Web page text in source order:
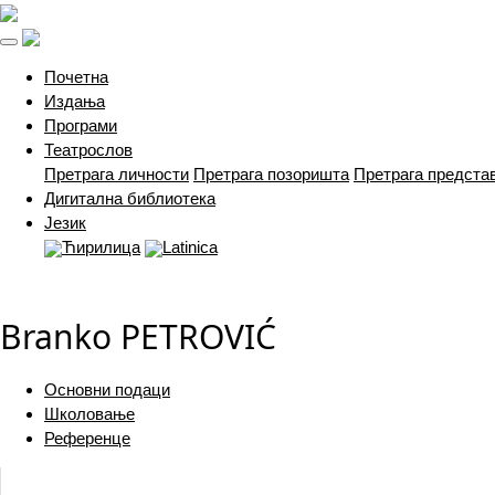
Почетна(current)
Издања
Програми
Театрослов
Претрага личности Претрага позоришта Претрага
Дигитална библиотека
Језик
Ћирилица
Latinica
Branko PETROVIĆ
Основни подаци
Школовање
Референце